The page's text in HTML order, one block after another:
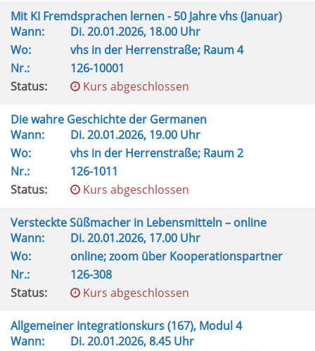
Mit KI Fremdsprachen lernen - 50 Jahre vhs (Januar)
Wann:
Di.20.01.2026, 18.00 Uhr
Wo:
vhs in der Herrenstraße; Raum 4
Nr.:
126-10001
Status:
Kurs abgeschlossen
Die wahre Geschichte der Germanen
Wann:
Di.20.01.2026, 19.00 Uhr
Wo:
vhs in der Herrenstraße; Raum 2
Nr.:
126-1011
Status:
Kurs abgeschlossen
Versteckte Süßmacher in Lebensmitteln – online
Wann:
Di.20.01.2026, 17.00 Uhr
Wo:
online; zoom über Kooperationspartner
Nr.:
126-308
Status:
Kurs abgeschlossen
Allgemeiner Integrationskurs (167), Modul 4
Wann:
Di.20.01.2026, 8.45 Uhr